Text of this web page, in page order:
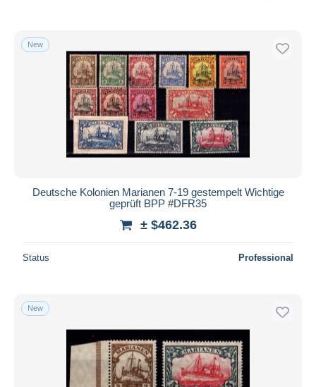
New
Deutsche Kolonien Marianen 7-19 gestempelt Wichtige
geprüft BPP #DFR35
± $462.36
Status Professional
New